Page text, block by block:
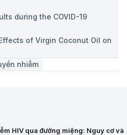
during the COVID-19
of Virgin Coconut Oil on
nhiễm
HIV qua đường miệng: Nguy cơ và